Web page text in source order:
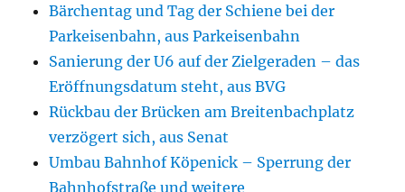
Bärchentag und Tag der Schiene bei der
Parkeisenbahn, aus Parkeisenbahn
Sanierung der U6 auf der Zielgeraden – das
Eröffnungsdatum steht, aus BVG
Rückbau der Brücken am Breitenbachplatz
verzögert sich, aus Senat
Umbau Bahnhof Köpenick – Sperrung der
Bahnhofstraße und weitere